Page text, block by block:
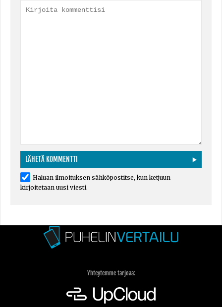
Haluan ilmoituksen sähköpostitse, kun ketjuun
kirjoitetaan uusi viesti.
Yhteytemme tarjoaa: